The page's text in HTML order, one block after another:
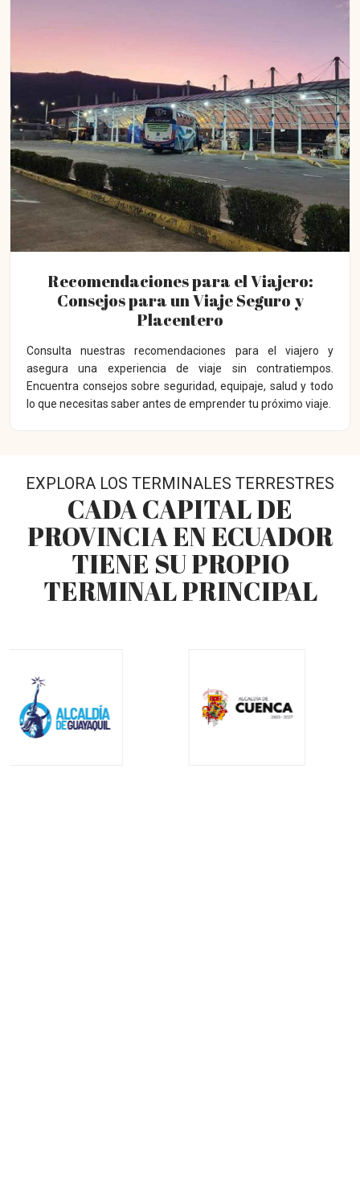
Recomendaciones para el Viajero:
Consejos para un Viaje Seguro y
Placentero
Consulta nuestras recomendaciones para el viajero y
asegura una experiencia de viaje sin contratiempos.
Encuentra consejos sobre seguridad, equipaje, salud y todo
lo que necesitas saber antes de emprender tu próximo viaje.
EXPLORA LOS TERMINALES TERRESTRES
CADA CAPITAL DE
PROVINCIA EN ECUADOR
TIENE SU PROPIO
TERMINAL PRINCIPAL